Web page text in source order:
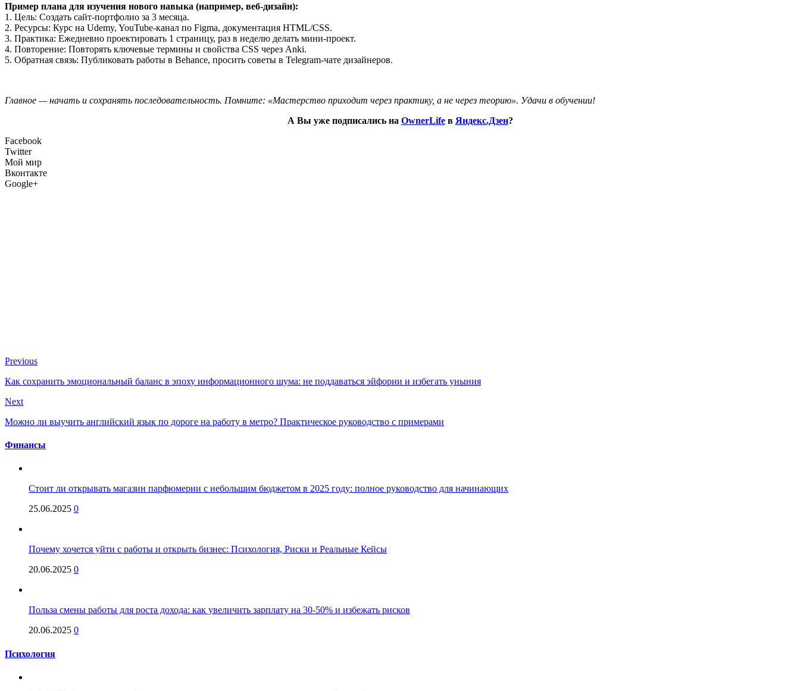
Пример плана для изучения нового навыка (например, веб-дизайн):
1. Цель: Создать сайт-портфолио за 3 месяца.
2. Ресурсы: Курс на Udemy, YouTube-канал по Figma, документация HTML/CSS.
3. Практика: Ежедневно проектировать 1 страницу, раз в неделю делать мини-проект.
4. Повторение: Повторять ключевые термины и свойства CSS через Anki.
5. Обратная связь: Публиковать работы в Behance, просить советы в Telegram-чате дизайнеров.
Главное — начать и сохранять последовательность. Помните: «Мастерство приходит через практику, а не через теорию». Удачи в обучении!
А Вы уже подписались на OwnerLifeв Яндекс.Дзен?
Facebook
Twitter
Мой мир
Вконтакте
Google+
Previous
Как сохранить эмоциональный баланс в эпоху информационного шума: не поддаваться эйфории и избегать уныния
Next
Можно ли выучить английский язык по дороге на работу в метро? Практическое руководство с примерами
Финансы
Стоит ли открывать магазин парфюмерии с небольшим бюджетом в 2025 году: полное руководство для начинающих
25.06.2025 0
Почему хочется уйти с работы и открыть бизнес: Психология, Риски и Реальные Кейсы
20.06.2025 0
Польза смены работы для роста дохода: как увеличить зарплату на 30-50% и избежать рисков
20.06.2025 0
Психология